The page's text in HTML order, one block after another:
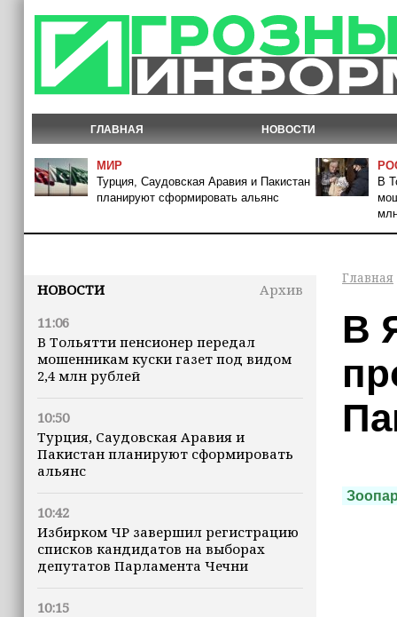
ГЛАВНАЯ НОВОСТИ
МИР
Турция, Саудовская Аравия и Пакистан
планируют сформировать альянс
В
НОВОСТИ
Архив
11:06
В Тольятти пенсионер передал
мошенникам куски газет под видом
2,4 млн рублей
10:50
Турция, Саудовская Аравия и
Пакистан планируют сформировать
альянс
10:42
Избирком ЧР завершил регистрацию
списков кандидатов на выборах
депутатов Парламента Чечни
10:15
Главная
В